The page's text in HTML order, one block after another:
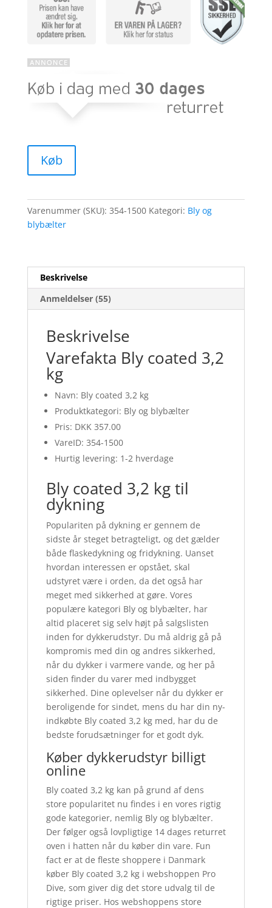
Køb
Varenummer (SKU): 354-1500 Kategori: Bly og
blybælter
Beskrivelse
Anmeldelser (55)
Beskrivelse
Varefakta Bly coated 3,2
kg
Navn: Bly coated 3,2 kg
Produktkategori: Bly og blybælter
Pris: DKK 357.00
VareID: 354-1500
Hurtig levering: 1-2 hverdage
Bly coated 3,2 kg til
dykning
Populariten på dykning er gennem de
sidste år steget betragteligt, og det gælder
både flaskedykning og fridykning. Uanset
hvordan interessen er opstået, skal
udstyret være i orden, da det også har
meget med sikkerhed at gøre. Vores
populære kategori Bly og blybælter, har
altid placeret sig selv højt på salgslisten
inden for dykkerudstyr. Du må aldrig gå på
kompromis med din og andres sikkerhed,
når du dykker i varmere vande, og her på
siden finder du varer med indbygget
sikkerhed. Dine oplevelser når du dykker er
beroligende for sindet, mens du har din ny-
indkøbte Bly coated 3,2 kg med, har du de
bedste forudsætninger for et godt dyk.
Køber dykkerudstyr billigt
online
Bly coated 3,2 kg kan på grund af dens
store popularitet nu findes i en vores rigtig
gode kategorier, nemlig Bly og blybælter.
Der følger også lovpligtige 14 dages returret
oven i hatten når du køber din vare. Fun
fact er at de fleste shoppere i Danmark
køber Bly coated 3,2 kg i webshoppen Pro
Dive, som giver dig det store udvalg til de
rigtige priser. Hos webshoppens store